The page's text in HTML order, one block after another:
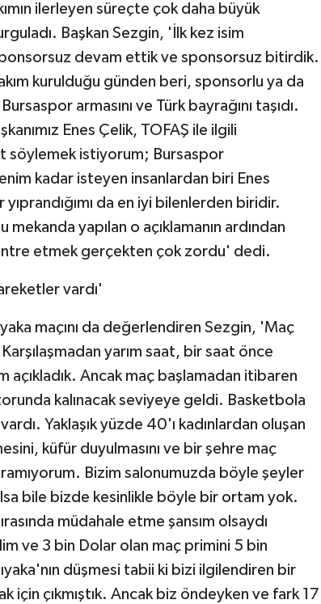
ilerleyen süreçte çok daha büyük
Başkan Sezgin, 'İlk kez isim
devam ettik ve sponsorsuz bitirdik.
kurulduğu günden beri, sponsorlu ya da
armasını ve Türk bayrağını taşıdı.
Enes Çelik, TOFAŞ ile ilgili
söylemek istiyorum; Bursaspor
kadar isteyen insanlardan biri Enes
da en iyi bilenlerden biridir.
yapılan o açıklamanın ardından
etmek gerçekten çok zordu' dedi.
vardı'
maçını da değerlendiren Sezgin, 'Maç
yarım saat, bir saat önce
açıkladık. Ancak maç başlamadan itibaren
kalınacak seviyeye geldi. Basketbola
Yaklaşık yüzde 40'ı kadınlardan oluşan
küfür duyulmasını ve bir şehre maç
Bizim salonumuzda böyle şeyler
bile bizde kesinlikle böyle bir ortam yok.
müdahale etme şansım olsaydı
ve 3 bin Dolar olan maç primini 5 bin
düşmesi tabii ki bizi ilgilendiren bir
için çıkmıştık. Ancak biz öndeyken ve fark 17